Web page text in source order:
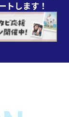
トします！